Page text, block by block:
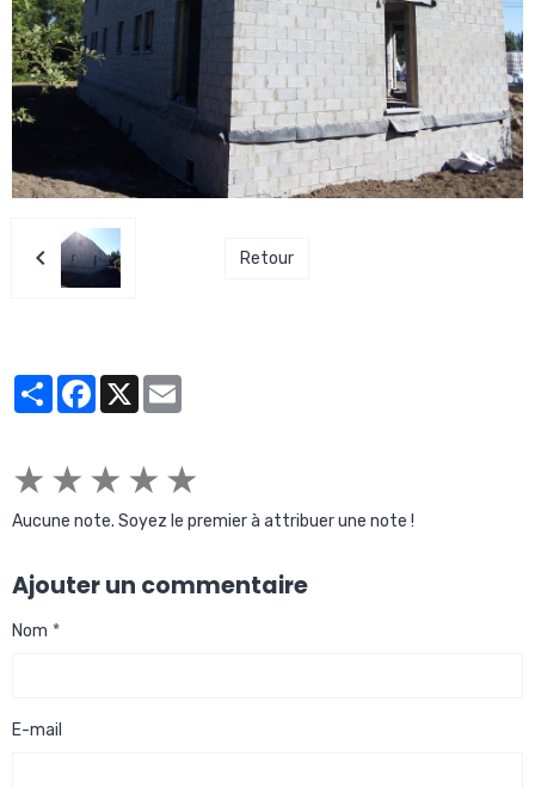
Retour
PartagerFacebook
X
★ ★ ★ ★ ★
Aucune note. Soyez le premier à attribuer une note !
Ajouter un commentaire
Nom
E-mail